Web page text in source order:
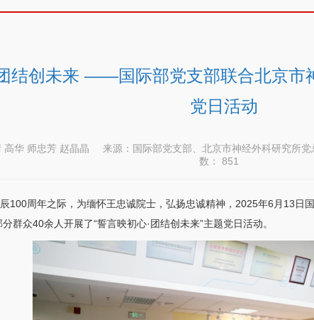
结创未来 ——国际部党支部联合北京市
党日活动
高华 师忠芳 赵晶晶 来源：国际部党支部、北京市神经外科研究所
数： 851
周年之际，为缅怀王忠诚院士，弘扬忠诚精神，2025年6月13日
群众40余人开展了“誓言映初心·团结创未来”主题党日活动。